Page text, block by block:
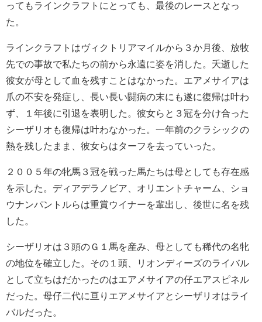
ってもラインクラフトにとっても、最後のレースとなっ
た。
ラインクラフトはヴィクトリアマイルから３か月後、放牧
先での事故で私たちの前から永遠に姿を消した。夭逝した
彼女が母として血を残すことはなかった。エアメサイアは
爪の不安を発症し、長い長い闘病の末にも遂に復帰は叶わ
ず、１年後に引退を表明した。彼女らと３冠を分け合った
シーザリオも復帰は叶わなかった。一年前のクラシックの
熱を残したまま、彼女らはターフを去っていった。
２００５年の牝馬３冠を戦った馬たちは母としても存在感
を示した。ディアデラノビア、オリエントチャーム、ショ
ウナンパントルらは重賞ウイナーを輩出し、後世に名を残
した。
シーザリオは３頭のＧ１馬を産み、母としても稀代の名牝
の地位を確立した。その１頭、リオンディーズのライバル
として立ちはだかったのはエアメサイアの仔エアスピネル
だった。母仔二代に亘りエアメサイアとシーザリオはライ
バルだった。